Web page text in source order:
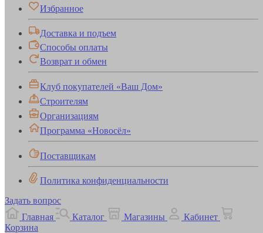
Избранное
Доставка и подъем
Способы оплаты
Возврат и обмен
Клуб покупателей «Ваш Дом»
Строителям
Организациям
Программа «Новосёл»
Поставщикам
Политика конфиденциальности
Задать вопрос
Главная
Каталог Магазины
Кабинет
Корзина